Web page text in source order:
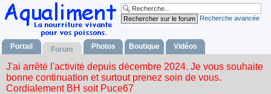
Recherche avancée
Portail Forum Photos Boutique Vidéos